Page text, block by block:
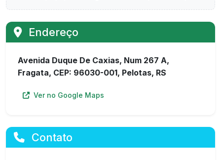
Endereço
Avenida Duque De Caxias, Num 267 A,
Fragata, CEP: 96030-001, Pelotas, RS
Ver no Google Maps
Contato